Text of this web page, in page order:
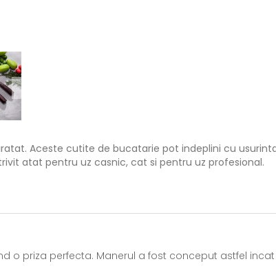
Aceste cutite de bucatarie pot indeplini cu
atat pentru uz casnic, cat si pentru uz profesional.
o priza perfecta. Manerul a fost conceput astfel